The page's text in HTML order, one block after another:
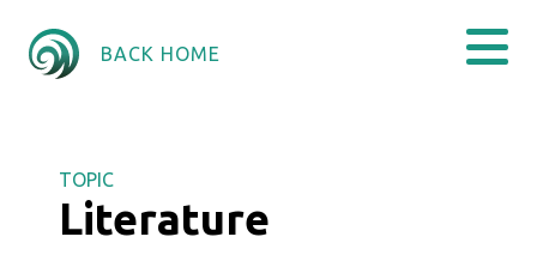
BACK HOME
TOPIC
Literature